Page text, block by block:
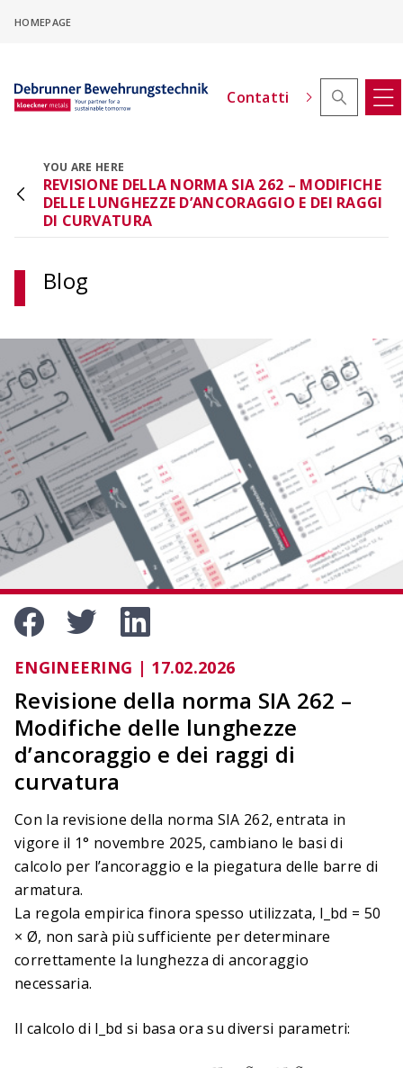
content
HOMEPAGE
Contatti
Configuratore di offset in altezza
ACINOXplus®
Configurare i collegamenti delle solette a sbalzo
OCIMA – Valutazione della durata di vita
Verificare la durata di vita prevista delle strutture
in cemento armato durante la fase di
progettazione.
ACILIST
Crea facilmente e rapidamente elenchi di
tecnologie di rinforzo
YOU ARE HERE
REVISIONE DELLA NORMA SIA 262 – MODIFICHE
DELLE LUNGHEZZE D’ANCORAGGIO E DEI RAGGI
DI CURVATURA
Blog
ENGINEERING | 17.02.2026
Revisione della norma SIA 262 –
Modifiche delle lunghezze
d’ancoraggio e dei raggi di
curvatura
Con la revisione della norma SIA 262, entrata in
vigore il 1° novembre 2025, cambiano le basi di
calcolo per l’ancoraggio e la piegatura delle barre di
armatura.
La regola empirica finora spesso utilizzata, l_bd = 50
× Ø, non sarà più sufficiente per determinare
correttamente la lunghezza di ancoraggio
necessaria.
Il calcolo di l_bd si basa ora su diversi parametri: